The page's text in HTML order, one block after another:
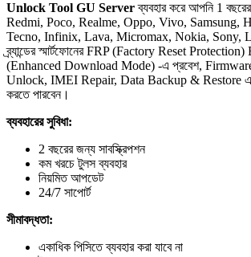
Unlock Tool GU Serverব্যবহার করে আপনি 1
Redmi, Poco, Realme, Oppo, Vivo, Samsung,
Tecno, Infinix, Lava, Micromax, Nokia, Sony,
ব্র্যান্ডের স্মার্টফোনের FRP (Factory Reset
(Enhanced Download Mode) -এ প্রবেশ,
Unlock, IMEI Repair, Data Backup & Restore
করতে পারবেন।
ব্যবহারের সুবিধা:
2 বছরের জন্য সাবস্ক্রিপশন
কম খরচে টুলস ব্যবহার
নিয়মিত আপডেট
24/7 সাপোর্ট
সীমাবদ্ধতা:
একাধিক পিসিতে ব্যবহার করা যাবে না